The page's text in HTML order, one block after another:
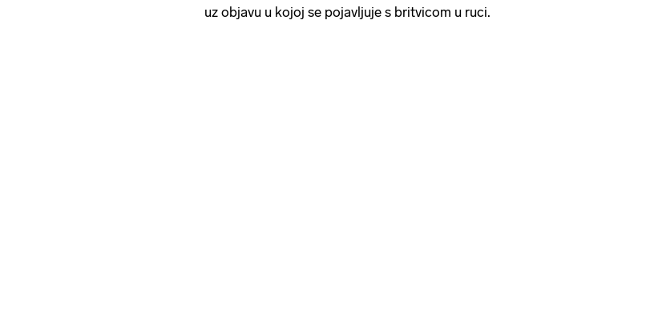
uz objavu u kojoj se pojavljuje s britvicom u ruci.